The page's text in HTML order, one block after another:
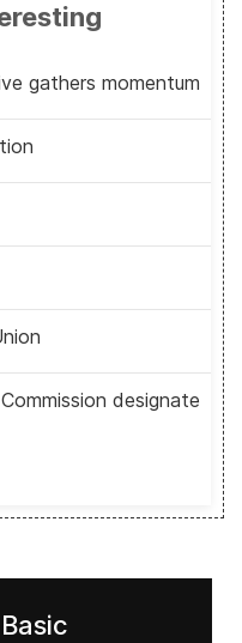
gathers momentum
designate